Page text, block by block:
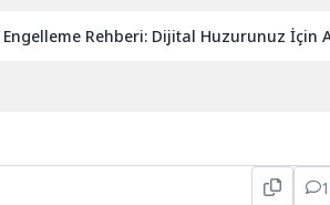
Dijital Huzurunuz İçin Adımlar